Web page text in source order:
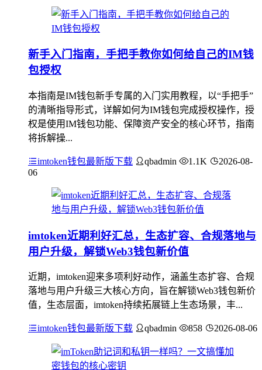
新手入门指南，手把手教你如何给自己的IM钱
包授权
本指南是IM钱包新手专属的入门实用教程，以“手把手”
的清晰指导形式，详解如何为IM钱包完成授权操作，授
权是使用IM钱包功能、保障资产安全的核心环节，指南
将拆解操...
imtoken钱包最新版下载 qbadmin 1.1K
2026-08-
06
imtoken近期利好汇总，生态扩容、合规落地与
用户升级，解锁Web3钱包新价值
近期，imtoken迎来多项利好动作，涵盖生态扩容、合规
落地与用户升级三大核心方向，旨在解锁Web3钱包新价
值，生态层面，imtoken持续拓展链上生态场景，丰...
imtoken钱包最新版下载 qbadmin 858 2026-08-06